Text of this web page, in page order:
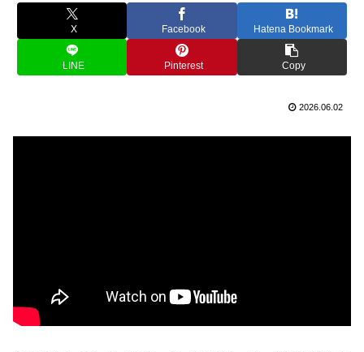
X Facebook Hatena Bookmark
LINE Pinterest Copy
2026.06.02